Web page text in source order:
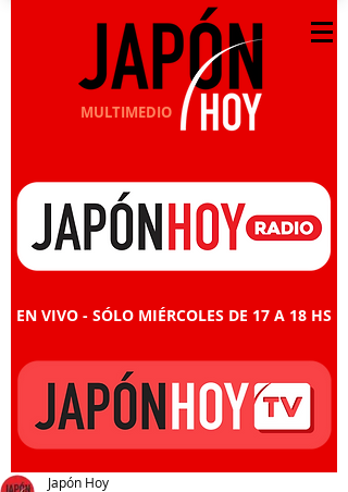
MULTIMEDIO
EN VIVO - SÓLO MIÉRCOLES DE 17 A 18 HS
Japón Hoy